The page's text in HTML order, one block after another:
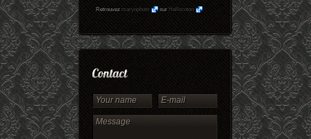
Retrouvezmaryophoto surHellocoton